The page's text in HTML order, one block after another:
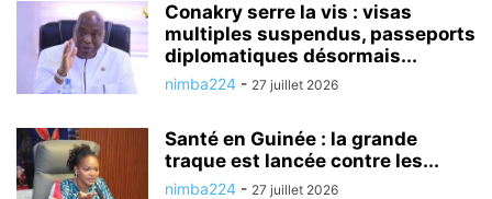
Conakry serre la vis : visas
multiples suspendus, passeports
diplomatiques désormais...
nimba224 - 27 juillet 2026
Santé en Guinée : la grande
traque est lancée contre les...
nimba224 - 27 juillet 2026